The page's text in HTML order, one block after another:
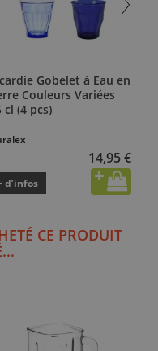
Gobelet à Eau en
Couleurs Variées
cl (4 pcs)
14,95 €
d’infos
CE PRODUIT